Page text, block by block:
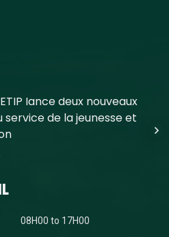
lance deux nouveaux
service de la jeunesse et
08H00 to 17H00